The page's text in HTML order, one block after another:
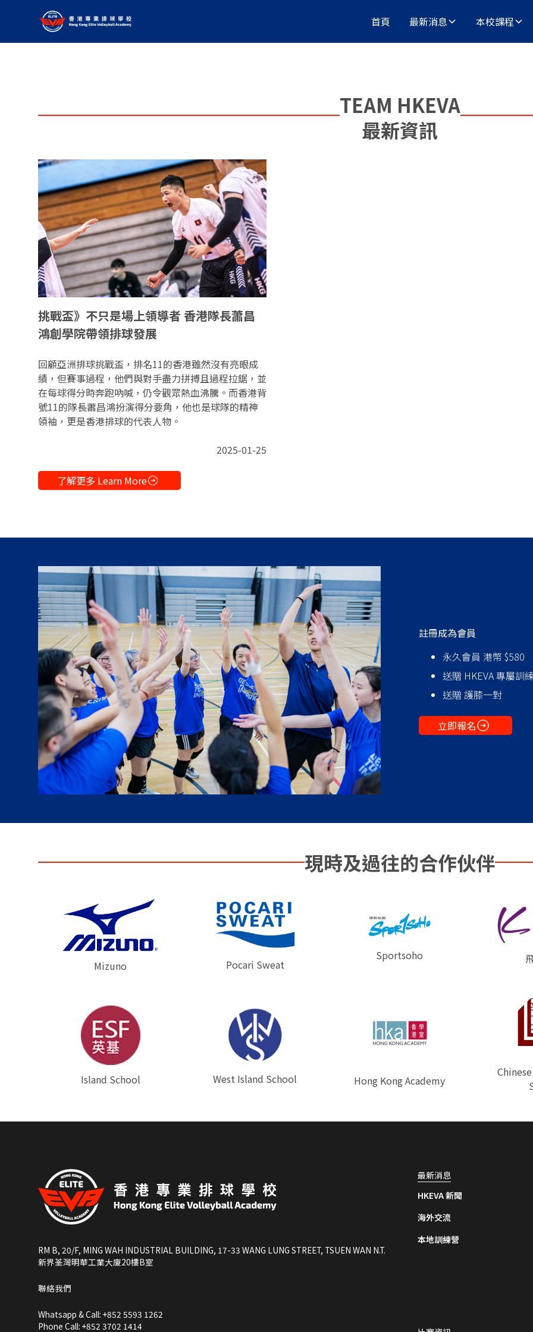
首頁 最新消息 本校課程
TEAM HKEVA
最新資訊
挑戰盃》不只是場上領導者 香港隊長蕭昌
鴻創學院帶領排球發展
回顧亞洲排球挑戰盃，排名11的香港雖然沒有亮眼成
績，但賽事過程，他們與對手盡力拼搏且過程拉鋸，並
在每球得分時奔跑吶喊，仍令觀眾熱血沸騰。而香港背
號11的隊長蕭昌鴻扮演得分要角，他也是球隊的精神
領袖，更是香港排球的代表人物。
2025-01-25
了解更多 Learn More
‍註冊成為會員
永久會員 港幣 $580
送贈 HKEVA 專屬訓
送贈 護膝一對
立即報名
現時及過往的合作伙伴
Mizuno Pocari Sweat
Sportsoho
⁠Island School West Island School ⁠Hong Kong Academy
RM B, 20/F, MING WAH INDUSTRIAL BUILDING, 17-33 WANG LUNG STREET, TSUEN WAN N.T.
新界荃灣明華工業大廈20樓B室
聯絡我們
Whatsapp & Call: +852 5593 1262
Phone Call: +852 3702 1414
最新消息
HKEVA 新聞
海外交流
本地訓練營